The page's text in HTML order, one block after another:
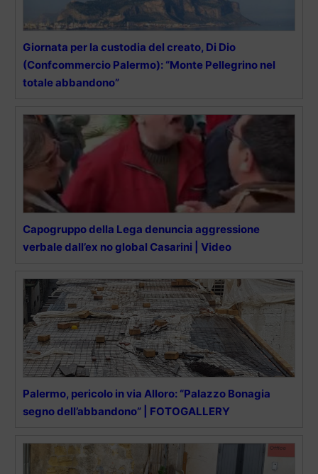
Giornata per la custodia del creato, Di Dio
(Confcommercio Palermo): “Monte Pellegrino nel
totale abbandono”
Capogruppo della Lega denuncia aggressione
verbale dall’ex no global Casarini | Video
Palermo, pericolo in via Alloro: “Palazzo Bonagia
segno dell’abbandono” | FOTOGALLERY